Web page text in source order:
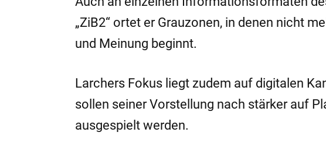
„ZiB2“ ortet er Grauzonen, in denen nicht
und Meinung beginnt.
Larchers Fokus liegt zudem auf digitalen
sollen seiner Vorstellung nach stärker auf
ausgespielt werden.